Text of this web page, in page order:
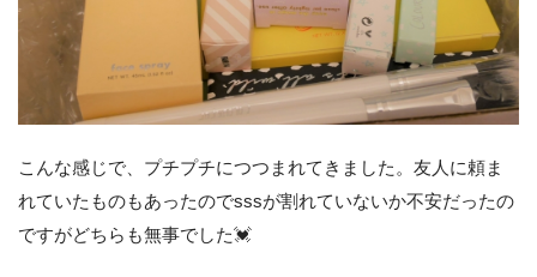
こんな感じで、プチプチにつつまれてきました。友人に頼ま
れていたものもあったのでsssが割れていないか不安だったの
ですがどちらも無事でした💓